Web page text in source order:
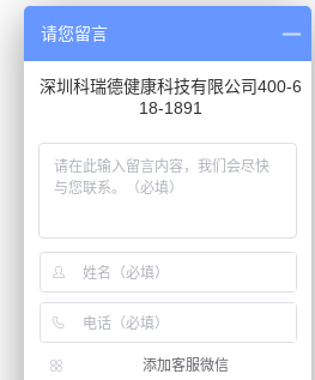
请您留言
深圳科瑞德健康科技有限公司400-6
18-1891
添加客服微信